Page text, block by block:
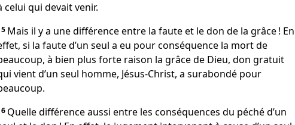
celui qui devait venir.
Mais il y a une différence entre la faute et le don de la grâce ! En
si la faute d’un seul a eu pour conséquence la mort de
à bien plus forte raison la grâce de Dieu, don gratuit
vient d’un seul homme, Jésus-Christ, a surabondé pour
Quelle différence aussi entre les conséquences du péché d’un